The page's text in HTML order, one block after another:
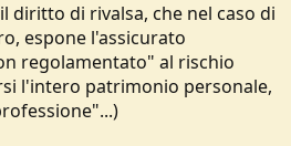
diritto di rivalsa, che nel caso di
espone l'assicurato
regolamentato" al rischio
l'intero patrimonio personale,